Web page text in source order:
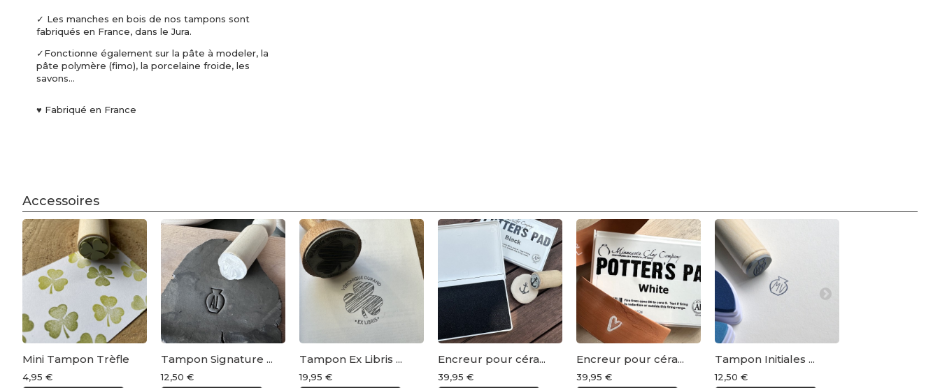
✓ Les manches en bois de nos tampons sont
fabriqués en France, dans le Jura.
✓Fonctionne également sur la pâte à modeler, la
pâte polymère (fimo), la porcelaine froide, les
savons...
♥ Fabriqué en France
Accessoires
Mini Tampon Trèfle
4,95 €
Tampon Signature ...
12,50 €
Tampon Ex Libris ...
19,95 €
Encreur pour céra...
39,95 €
Encreur pour céra...
39,95 €
Tampon Initiales ...
12,50 €